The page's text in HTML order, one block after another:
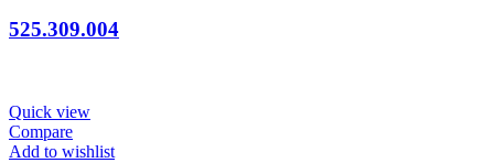
525.309.004
Quick view
Compare
Add to wishlist